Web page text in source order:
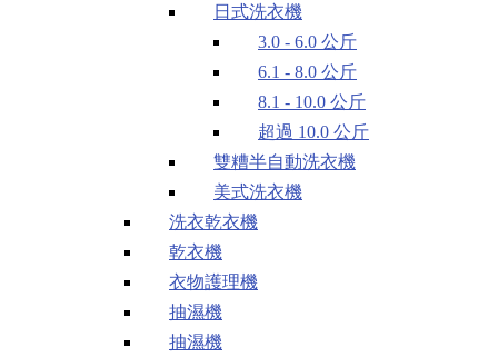
日式洗衣機
3.0 - 6.0 公斤
6.1 - 8.0 公斤
8.1 - 10.0 公斤
超過 10.0 公斤
雙糟半自動洗衣機
美式洗衣機
洗衣乾衣機
乾衣機
衣物護理機
抽濕機
抽濕機